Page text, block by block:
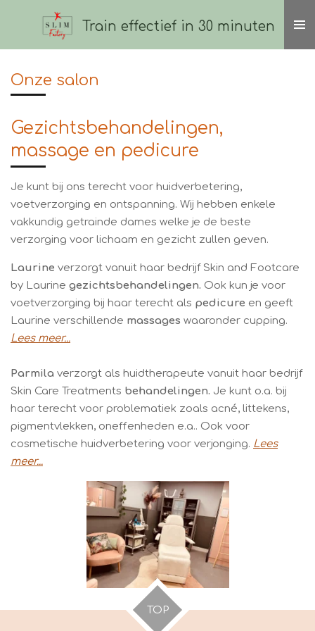
naar
hoofdinhoud
Train effectief in 30 minuten
Onze salon
Gezichtsbehandelingen,
massage en pedicure
Je kunt bij ons terecht voor huidverbetering,
voetverzorging en ontspanning. Wij hebben enkele
vakkundig getrainde dames welke je de beste
verzorging voor lichaam en gezicht zullen geven.
Laurine verzorgt vanuit haar bedrijf Skin and Footcare
by Laurine gezichtsbehandelingen. Ook kun je voor
voetverzorging bij haar terecht als pedicure en geeft
Laurine verschillende massages waaronder cupping.
Lees meer...
Parmila verzorgt als huidtherapeute vanuit haar bedrijf
Skin Care Treatments behandelingen. Je kunt o.a. bij
haar terecht voor problematiek zoals acné, littekens,
pigmentvlekken, oneffenheden e.a.. Ook voor
cosmetische huidverbetering voor verjonging. Lees
meer...
TOP